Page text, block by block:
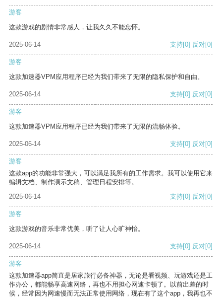
游客
这款游戏的剧情非常感人，让我久久不能忘怀。
2025-06-14 支持[0] 反对[0]
游客
这款加速器VPM应用程序已经为我们带来了无限的隐私保护和自由。
2025-06-14 支持[0] 反对[0]
游客
这款加速器VPM应用程序已经为我们带来了无限的流畅体验。
2025-06-14 支持[0] 反对[0]
游客
这款app的功能非常强大，可以满足我所有的工作需求。我可以使用它来
编辑文档、制作演示文稿、管理日程安排等。
2025-06-14
支持[0] 反对[0]
游客
这款游戏的音乐非常优美，听了让人心旷神怡。
2025-06-14 支持[0] 反对[0]
游客
这款加速器app简直是居家旅行必备神器，无论是看视频、玩游戏还是工
作办公，都能畅享高速网络，再也不用担心网速卡顿了。以前出差的时
候，经常因为网速慢而无法正常使用网络，现在有了这个app，我再也不